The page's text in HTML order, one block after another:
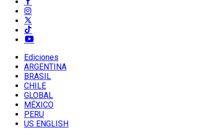
Ediciones
ARGENTINA
BRASIL
CHILE
GLOBAL
MÉXICO
PERU
US ENGLISH